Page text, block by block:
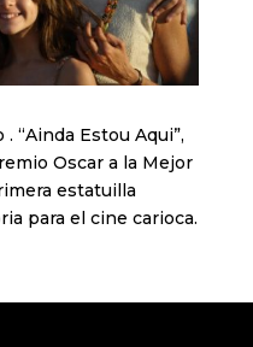
“Ainda Estou Aqui”,
Oscar a la Mejor
estatuilla
para el cine carioca.